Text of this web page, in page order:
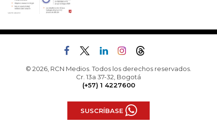
© 2026, RCN Medios. Todos los derechos reservados.
Cr. 13a 37-32, Bogotá
(+57) 1 4227600
SUSCRÍBASE